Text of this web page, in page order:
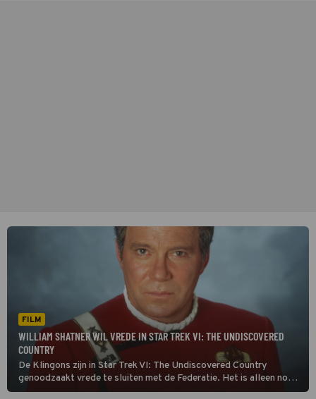
FILM
WILLIAM SHATNER WIL VREDE IN STAR TREK VI: THE UNDISCOVERED
COUNTRY
De Klingons zijn in Star Trek VI: The Undiscovered Country
genoodzaakt vrede te sluiten met de Federatie. Het is alleen nog
maar de vraag of dat mogelijk is.